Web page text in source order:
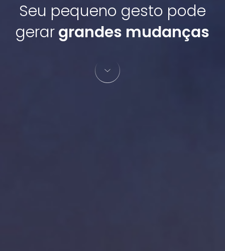
Seu pequeno gesto pode
gerargrandes mudanças